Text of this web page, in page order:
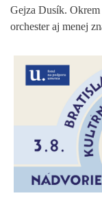
Gejza Dusík.
orchester aj menej